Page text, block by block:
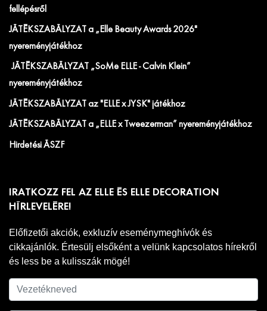
fellépésről
JÁTÉKSZABÁLYZAT a „Elle Beauty Awards 2026"
nyereményjátékhoz
JÁTÉKSZABÁLYZAT „SoMe ELLE - Calvin Klein”
nyereményjátékhoz
JÁTÉKSZABÁLYZAT az "ELLE x JYSK" játékhoz
JÁTÉKSZABÁLYZAT a „ELLE x Tweezerman” nyereményjátékhoz
Hirdetési ÁSZF
IRATKOZZ FEL AZ ELLE ÉS ELLE DECORATION
HÍRLEVELÉRE!
Előfizetői akciók, exkluzív eseménymeghívók és
cikkajánlók. Értesülj elsőként a velünk kapcsolatos hírekről
és less be a kulisszák mögé!